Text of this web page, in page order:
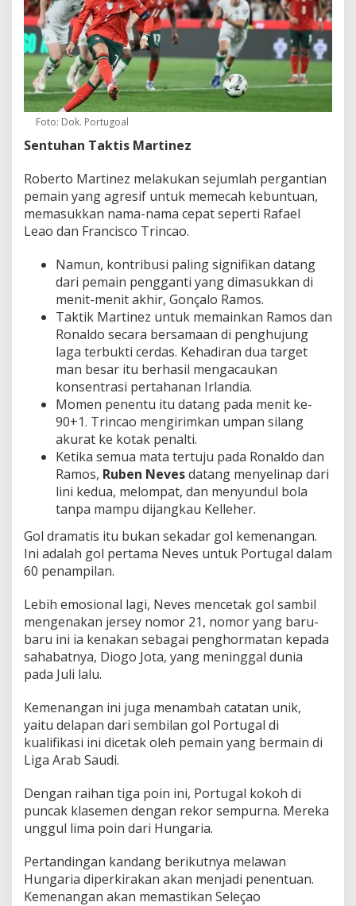
Foto: Dok. Portugoal
Sentuhan Taktis Martinez
Roberto Martinez melakukan sejumlah pergantian
pemain yang agresif untuk memecah kebuntuan,
memasukkan nama-nama cepat seperti Rafael
Leao dan Francisco Trincao.
Namun, kontribusi paling signifikan datang
dari pemain pengganti yang dimasukkan di
menit-menit akhir, Gonçalo Ramos.
Taktik Martinez untuk memainkan Ramos dan
Ronaldo secara bersamaan di penghujung
laga terbukti cerdas. Kehadiran dua target
man besar itu berhasil mengacaukan
konsentrasi pertahanan Irlandia.
Momen penentu itu datang pada menit ke-
90+1. Trincao mengirimkan umpan silang
akurat ke kotak penalti.
Ketika semua mata tertuju pada Ronaldo dan
Ramos, Ruben Nevesdatang menyelinap dari
lini kedua, melompat, dan menyundul bola
tanpa mampu dijangkau Kelleher.
Gol dramatis itu bukan sekadar gol kemenangan.
Ini adalah gol pertama Neves untuk Portugal dalam
60 penampilan.
Lebih emosional lagi, Neves mencetak gol sambil
mengenakan jersey nomor 21, nomor yang baru-
baru ini ia kenakan sebagai penghormatan kepada
sahabatnya, Diogo Jota, yang meninggal dunia
pada Juli lalu.
Kemenangan ini juga menambah catatan unik,
yaitu delapan dari sembilan gol Portugal di
kualifikasi ini dicetak oleh pemain yang bermain di
Liga Arab Saudi.
Dengan raihan tiga poin ini, Portugal kokoh di
puncak klasemen dengan rekor sempurna. Mereka
unggul lima poin dari Hungaria.
Pertandingan kandang berikutnya melawan
Hungaria diperkirakan akan menjadi penentuan.
Kemenangan akan memastikan Seleçao